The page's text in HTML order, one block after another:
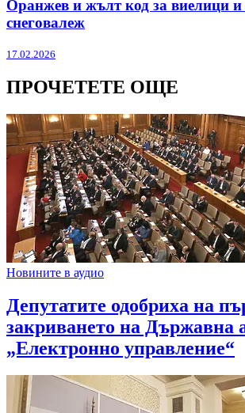
Оранжев и жълт код за виелици и
снеговалеж
17.02.2026
ПРОЧЕТЕТЕ ОЩЕ
Новините в аудио
Депутатите одобриха на
закриването на Държавна
„Електронно управление“